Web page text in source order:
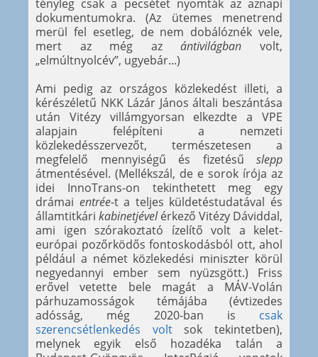
tényleg csak a pecsétet nyomták az aznapi
dokumentumokra. (Az ütemes menetrend
merül fel esetleg, de nem dobálóznék vele,
mert az még azántivilágban volt,
„elmúltnyolcév”, ugyebár...)
Ami pedig az országos közlekedést illeti, a
kérészéletű NKK Lázár János általi beszántása
után Vitézy villámgyorsan elkezdte a VPE
alapjain felépíteni a nemzeti
közlekedésszervezőt, természetesen a
megfelelő mennyiségű és fizetésű slepp
átmentésével. (Mellékszál, de e sorok írója az
idei InnoTrans-on tekinthetett meg egy
drámai entrée-t a teljes küldetéstudatával és
államtitkári kabinetjévelérkező Vitézy Dáviddal,
ami igen szórakoztató ízelítő volt a kelet-
európai pozőrködős fontoskodásból ott, ahol
például a német közlekedési miniszter körül
negyedannyi ember sem nyüzsgött.) Friss
erővel vetette bele magát a MÁV-Volán
párhuzamosságok témájába (évtizedes
adósság, még 2020-ban is csak
szerencsétlenkedés voltsok tekintetben),
melynek egyik első hozadéka talán a